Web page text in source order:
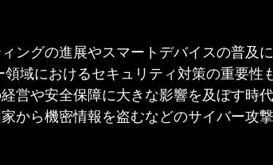
ングの進展やスマートデバイスの普及
域におけるセキュリティ対策の重要性
営や安全保障に大きな影響を及ぼす時
から機密情報を盗むなどのサイバー攻